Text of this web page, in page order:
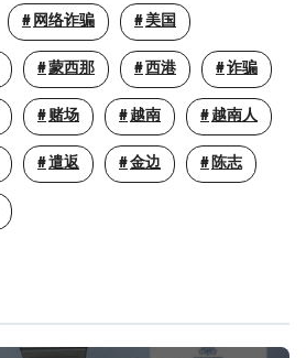
网络诈骗 美国
蒙西那 西港 诈骗
赌场 越南 越南人
遣返 金边 陈志